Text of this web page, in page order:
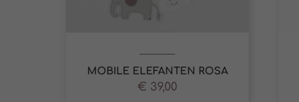
MOBILE ELEFANTEN ROSA
€ 39,00